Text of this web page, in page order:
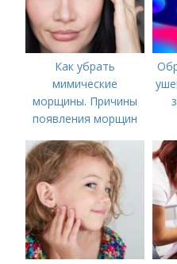
Как убрать
мимические
морщины. Причины
появления морщин